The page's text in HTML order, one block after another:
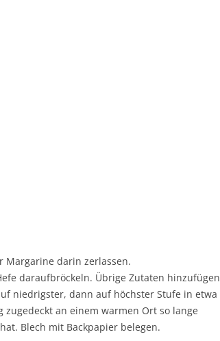
Margarine darin zerlassen.
daraufbröckeln. Übrige Zutaten hinzufügen
niedrigster, dann auf höchster Stufe in etwa
an einem warmen Ort so lange
Blech mit Backpapier belegen.